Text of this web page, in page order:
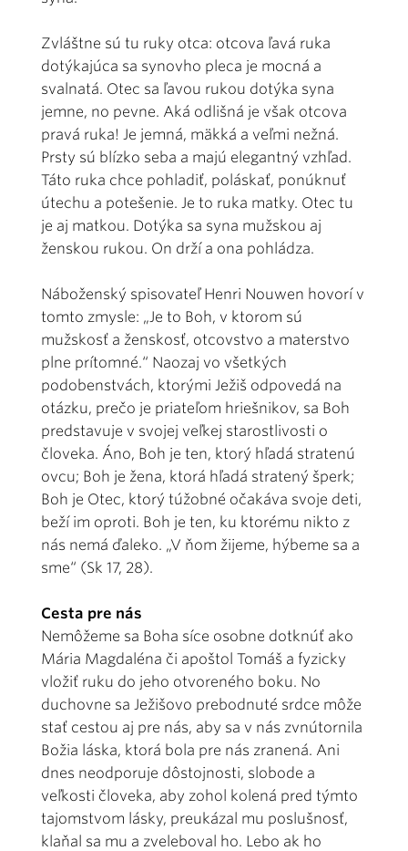
Zvláštne sú tu ruky otca: otcova ľavá ruka
dotýkajúca sa synovho pleca je mocná a
svalnatá. Otec sa ľavou rukou dotýka syna
jemne, no pevne. Aká odlišná je však otcova
pravá ruka! Je jemná, mäkká a veľmi nežná.
Prsty sú blízko seba a majú elegantný vzhľad.
Táto ruka chce pohladiť, poláskať, ponúknuť
útechu a potešenie. Je to ruka matky. Otec tu
je aj matkou. Dotýka sa syna mužskou aj
ženskou rukou. On drží a ona pohládza.
Náboženský spisovateľ Henri Nouwen hovorí v
tomto zmysle: „Je to Boh, v ktorom sú
mužskosť a ženskosť, otcovstvo a materstvo
plne prítomné.“ Naozaj vo všetkých
podobenstvách, ktorými Ježiš odpovedá na
otázku, prečo je priateľom hriešnikov, sa Boh
predstavuje v svojej veľkej starostlivosti o
človeka. Áno, Boh je ten, ktorý hľadá stratenú
ovcu; Boh je žena, ktorá hľadá stratený šperk;
Boh je Otec, ktorý túžobné očakáva svoje deti,
beží im oproti. Boh je ten, ku ktorému nikto z
nás nemá ďaleko. „V ňom žijeme, hýbeme sa a
sme“ (Sk 17, 28).
Cesta pre nás
Nemôžeme sa Boha síce osobne dotknúť ako
Mária Magdaléna či apoštol Tomáš a fyzicky
vložiť ruku do jeho otvoreného boku. No
duchovne sa Ježišovo prebodnuté srdce môže
stať cestou aj pre nás, aby sa v nás zvnútornila
Božia láska, ktorá bola pre nás zranená. Ani
dnes neodporuje dôstojnosti, slobode a
veľkosti človeka, aby zohol kolená pred týmto
tajomstvom lásky, preukázal mu poslušnosť,
klaňal sa mu a zveleboval ho. Lebo ak ho